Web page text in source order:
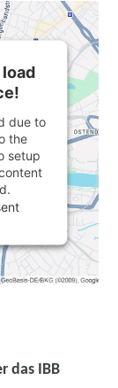
due to
the
setup
das IBB